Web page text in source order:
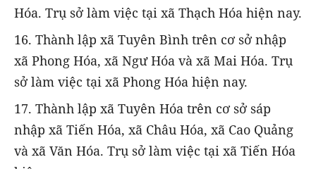
Hóa. Trụ sở làm việc tại xã Thạch Hóa hiện nay.
16. Thành lập xã Tuyên Bình trên cơ sở nhập
xã Phong Hóa, xã Ngư Hóa và xã Mai Hóa. Trụ
sở làm việc tại xã Phong Hóa hiện nay.
17. Thành lập xã Tuyên Hóa trên cơ sở sáp
nhập xã Tiến Hóa, xã Châu Hóa, xã Cao Quảng
và xã Văn Hóa. Trụ sở làm việc tại xã Tiến Hóa